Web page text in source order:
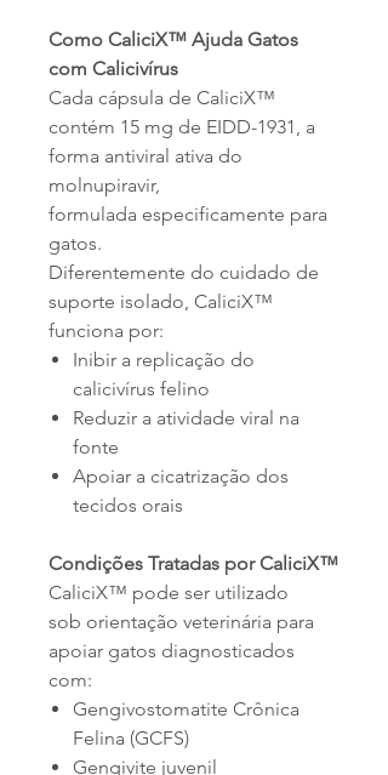
Como CaliciX™ Ajuda Gatos
com Calicivírus
Cada cápsula de CaliciX™
contém 15 mg de EIDD-1931, a
forma antiviral ativa do
molnupiravir,
formulada especificamente para
gatos.
Diferentemente do cuidado de
suporte isolado, CaliciX™
funciona por:
Inibir a replicação do
calicivírus felino
Reduzir a atividade viral na
fonte
Apoiar a cicatrização dos
tecidos orais
Condições Tratadas por CaliciX™
CaliciX™ pode ser utilizado
sob orientação veterinária para
apoiar gatos diagnosticados
com:
Gengivostomatite Crônica
Felina (GCFS)
Gengivite juvenil